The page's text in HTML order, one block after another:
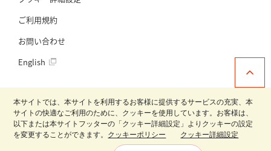
ご利用規約
お問い合わせ
English
日清製粉グループ
Copyright © Nisshin Seifun Welna Inc. All Rights Reserved.
本サイトでは、本サイトを利用するお客様に提供するサービスの充実、本
サイトの快適なご利用のために、クッキーを使用しています。お客様は、
以下または本サイトフッターの「クッキー詳細設定」よりクッキーの設定
を変更することができます。 クッキーポリシー クッキー詳細設定